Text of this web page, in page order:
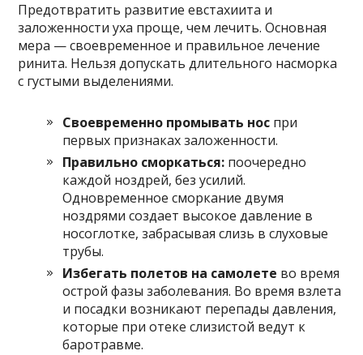
Предотвратить развитие евстахиита и
заложенности уха проще, чем лечить. Основная
мера — своевременное и правильное лечение
ринита. Нельзя допускать длительного насморка
с густыми выделениями.
Своевременно промывать нос при
первых признаках заложенности.
Правильно сморкаться: поочередно
каждой ноздрей, без усилий.
Одновременное сморкание двумя
ноздрями создает высокое давление в
носоглотке, забрасывая слизь в слуховые
трубы.
Избегать полетов на самолете во время
острой фазы заболевания. Во время взлета
и посадки возникают перепады давления,
которые при отеке слизистой ведут к
баротравме.